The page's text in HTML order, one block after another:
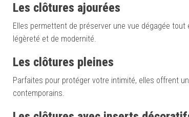
Les c lôtures ajourées
Elles permettent de préserver une vue dégagée
légèreté et de modernité.
Les c lôtures pleines
Parfaites pour protéger votre intimité, elles offrent
contemporains.